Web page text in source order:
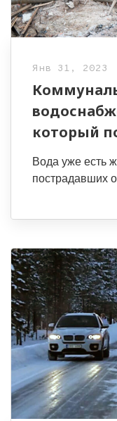
Янв 31, 2023
который
Вода уже есть
пострадавших